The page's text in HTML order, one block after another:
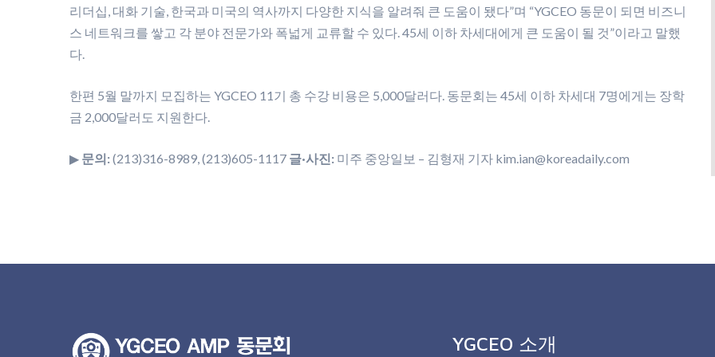
리더십, 대화 기술, 한국과 미국의 역사까지 다양한 지식을 알려줘 큰 도움이 됐다”며 “YGCEO 동문이 되면 비즈니
스 네트워크를 쌓고 각 분야 전문가와 폭넓게 교류할 수 있다. 45세 이하 차세대에게 큰 도움이 될 것”이라고 말했
다.
한편 5월 말까지 모집하는 YGCEO 11기 총 수강 비용은 5,000달러다. 동문회는 45세 이하 차세대 7명에게는 장학
금 2,000달러도 지원한다.
▶ 문의:(213)316-8989, (213)605-1117 글·사진: 미주 중앙일보 – 김형재 기자 kim.ian@koreadaily.com
YGCEO 소개